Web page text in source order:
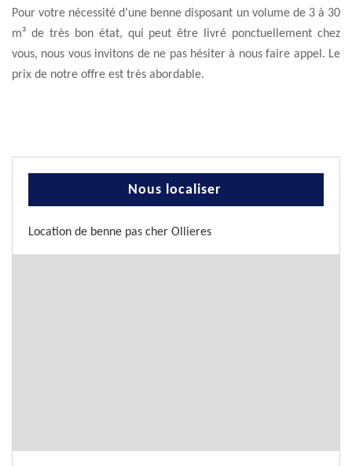
Pour votre nécessité d’une benne disposant un volume de 3 à 30
m³ de très bon état, qui peut être livré ponctuellement chez
vous, nous vous invitons de ne pas hésiter à nous faire appel. Le
prix de notre offre est très abordable.
Nous localiser
Location de benne pas cher Ollieres